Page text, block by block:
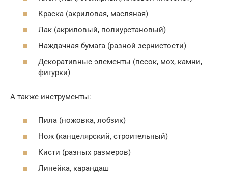
Краска (акриловая, масляная)
Лак (акриловый, полиуретановый)
Наждачная бумага (разной зернистости)
Декоративные элементы (песок, мох, камни,
фигурки)
А также инструменты:
Пила (ножовка, лобзик)
Нож (канцелярский, строительный)
Кисти (разных размеров)
Линейка, карандаш